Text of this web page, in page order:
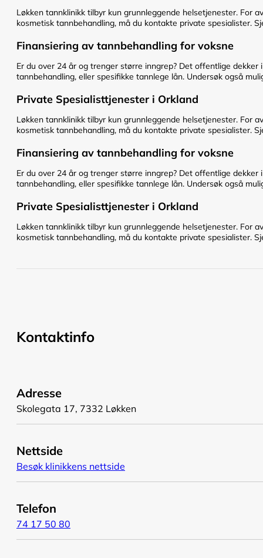
Løkken tannklinikk tilbyr kun grunnleggende helsetjenester. For
kosmetisk tannbehandling, må du kontakte private spesialister.
Finansiering av tannbehandling for voksne
Er du over 24 år og trenger større inngrep? Det offentlige
tannbehandling, eller spesifikke tannlege lån. Undersøk også
Private Spesialisttjenester i Orkland
Løkken tannklinikk tilbyr kun grunnleggende helsetjenester. For
kosmetisk tannbehandling, må du kontakte private spesialister.
Finansiering av tannbehandling for voksne
Er du over 24 år og trenger større inngrep? Det offentlige
tannbehandling, eller spesifikke tannlege lån. Undersøk også
Private Spesialisttjenester i Orkland
Løkken tannklinikk tilbyr kun grunnleggende helsetjenester. For
kosmetisk tannbehandling, må du kontakte private spesialister.
Kontaktinfo
Adresse
Skolegata 17, 7332 Løkken
Telefon
74 17 50 80
Nettside
Besøk klinikkens nettside